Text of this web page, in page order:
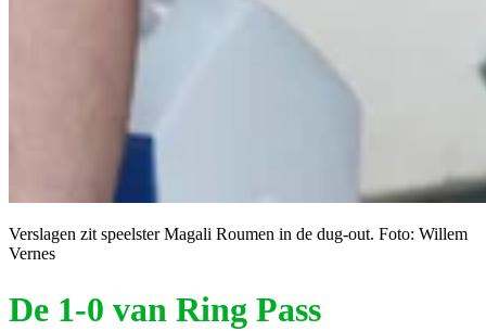
Verslagen zit speelster Magali Roumen in de dug-out. Foto: Willem
Vernes
De 1-0 van Ring Pass